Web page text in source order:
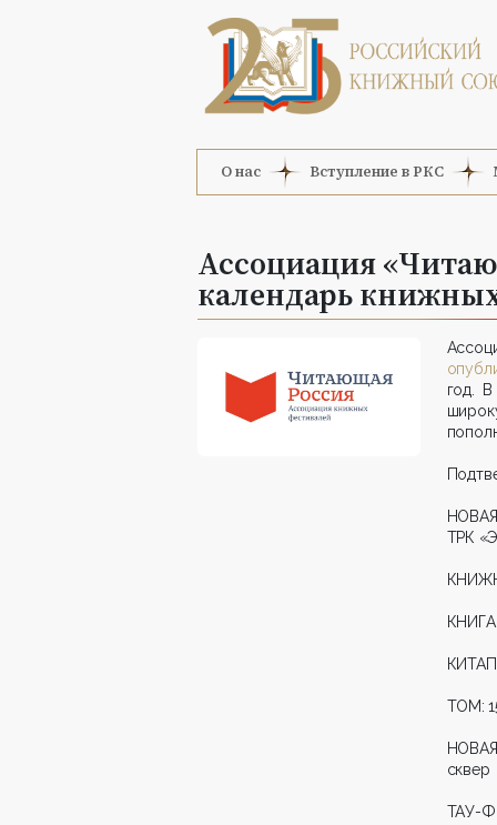
О нас Вступление в РКС
Ассоциация
календарь
год.
ТРК
ТОМ:
сквер
ТАУ-